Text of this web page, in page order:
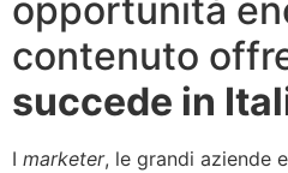
opportunità
contenuto
succede in
I marketer, le grandi aziende